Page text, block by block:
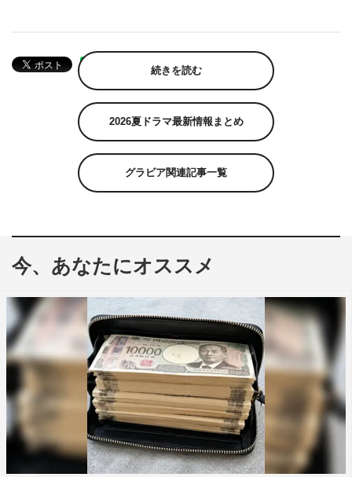
続きを読む
2026夏ドラマ最新情報まとめ
グラビア関連記事一覧
今、あなたにオススメ